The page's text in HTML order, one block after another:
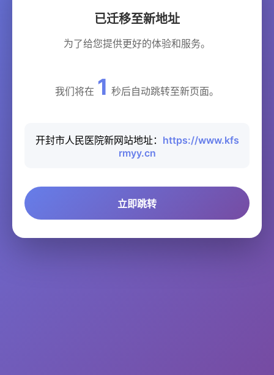
已迁移至新地址
为了给您提供更好的体验和服务。
我们将在 1 秒后自动跳转至新页面。
开封市人民医院新网站地址： https://www.kfs
rmyy.cn
立即跳转